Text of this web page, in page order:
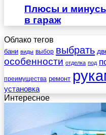
Плюсы и минусы
в гараж
Облако тегов
бани виды выбор выбрать
особенности отделка под
преимущества ремонт
установка
Интересное